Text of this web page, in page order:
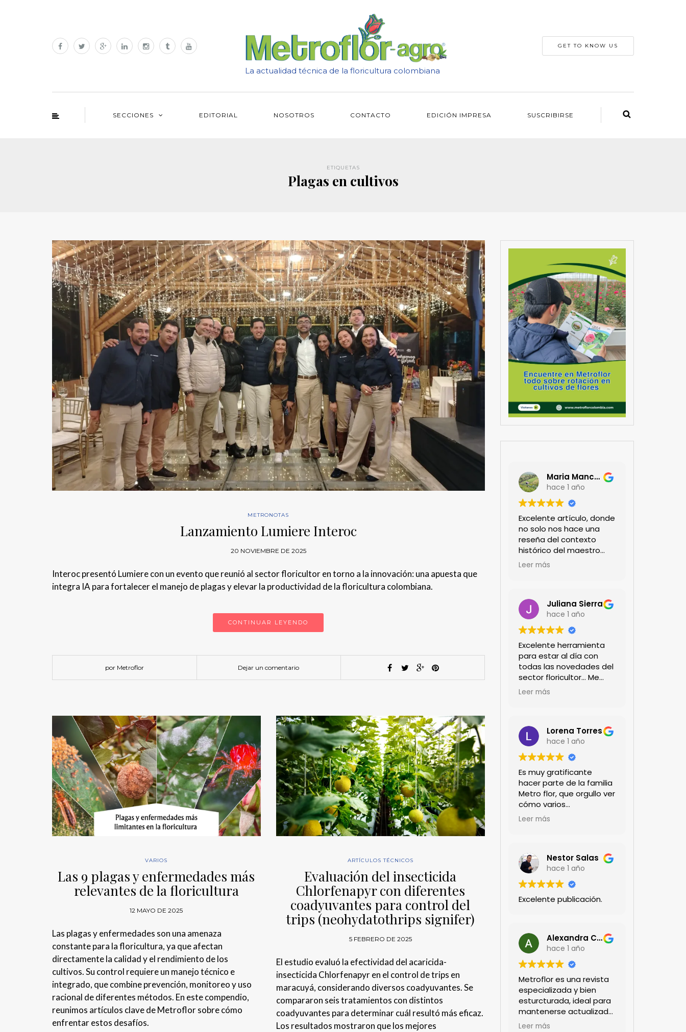
La actualidad técnica de la floricultura colombiana
GET TO KNOW US
SECCIONES EDITORIAL NOSOTROS CONTACTO EDICIÓN IMPRESA SUSCRIBIRSE
ETIQUETAS
Plagas en cultivos
METRONOTAS
Lanzamiento Lumiere Interoc
20 NOVIEMBRE DE 2025
Interoc presentó Lumiere con un evento que reunió al sector floricultor en torno a la innovación: una apuesta que
integra IA para fortalecer el manejo de plagas y elevar la productividad de la floricultura colombiana.
CONTINUAR LEYENDO
por Metroflor Dejar un comentario
VARIOS
Las 9 plagas y enfermedades más
relevantes de la floricultura
12 MAYO DE 2025
Las plagas y enfermedades son una amenaza
constante para la floricultura, ya que afectan
directamente la calidad y el rendimiento de los
cultivos. Su control requiere un manejo técnico e
integrado, que combine prevención, monitoreo y uso
racional de diferentes métodos. En este compendio,
reunimos artículos clave de Metroflor sobre cómo
enfrentar estos desafíos.
ARTÍCULOS TÉCNICOS
Evaluación del insecticida
Chlorfenapyr con diferentes
coadyuvantes para control del
trips (neohydatothrips signifer)
5 FEBRERO DE 2025
El estudio evaluó la efectividad del acaricida-
insecticida Chlorfenapyr en el control de trips en
maracuyá, considerando diversos coadyuvantes. Se
compararon seis tratamientos con distintos
coadyuvantes para determinar cuál resultó más eficaz.
Los resultados mostraron que los mejores
Maria Mancera
hace 1 año
Excelente artículo, donde
no solo nos hace una
reseña del contexto
histórico del maestro
jardinero japonés si no
Felicitaciones!!
Leer más
Juliana Sierra
hace 1 año
Excelente herramienta
para estar al día con
todas las novedades del
sector floricultor... Me
encanta!!!
Leer más
Lorena Torres
hace 1 año
Es muy gratificante
hacer parte de la familia
Metro flor, que orgullo ver
cómo varios
profesionales hombres y
técnicas. Gracias por
mantenernos al día.mil
GRACIAS
Leer más
Nestor Salas
hace 1 año
Excelente publicación.
Alexandra Castillo
hace 1 año
Metroflor es una revista
especializada y bien
esturcturada, ideal para
mantenerse actualizado
en el sector floricultor.
Leer más